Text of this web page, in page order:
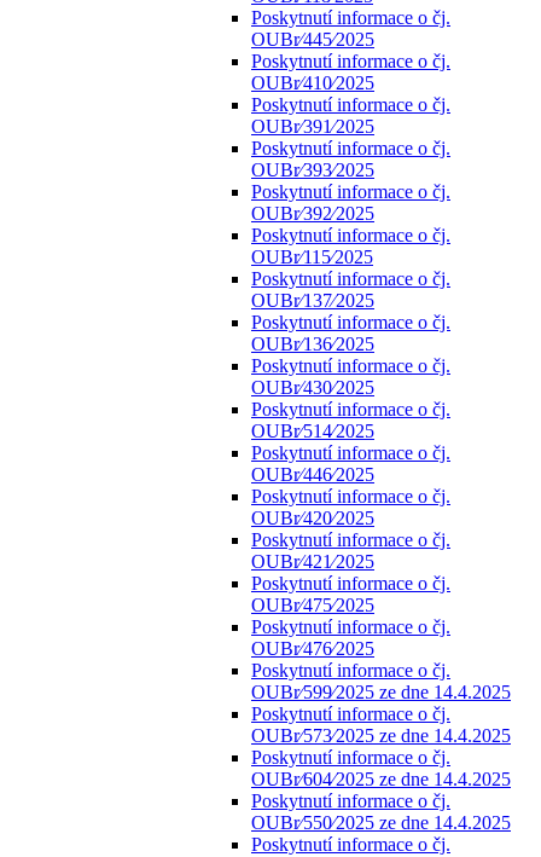
Poskytnutí informace o čj.
OUBr⁄445⁄2025
Poskytnutí informace o čj.
OUBr⁄410⁄2025
Poskytnutí informace o čj.
OUBr⁄391⁄2025
Poskytnutí informace o čj.
OUBr⁄393⁄2025
Poskytnutí informace o čj.
OUBr⁄392⁄2025
Poskytnutí informace o čj.
OUBr⁄115⁄2025
Poskytnutí informace o čj.
OUBr⁄137⁄2025
Poskytnutí informace o čj.
OUBr⁄136⁄2025
Poskytnutí informace o čj.
OUBr⁄430⁄2025
Poskytnutí informace o čj.
OUBr⁄514⁄2025
Poskytnutí informace o čj.
OUBr⁄446⁄2025
Poskytnutí informace o čj.
OUBr⁄420⁄2025
Poskytnutí informace o čj.
OUBr⁄421⁄2025
Poskytnutí informace o čj.
OUBr⁄475⁄2025
Poskytnutí informace o čj.
OUBr⁄476⁄2025
Poskytnutí informace o čj.
OUBr⁄599⁄2025 ze dne 14.4.2025
Poskytnutí informace o čj.
OUBr⁄573⁄2025 ze dne 14.4.2025
Poskytnutí informace o čj.
OUBr⁄604⁄2025 ze dne 14.4.2025
Poskytnutí informace o čj.
OUBr⁄550⁄2025 ze dne 14.4.2025
Poskytnutí informace o čj.